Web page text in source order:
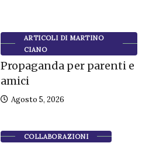
ARTICOLI DI MARTINO
CIANO
Propaganda per parenti e
amici
Agosto 5, 2026
COLLABORAZIONI